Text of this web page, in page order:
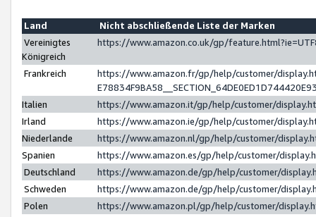
Land
Nicht abschließende Liste der Marken
Vereinigtes
Königreich
https://www.amazon.co.uk/gp/
Frankreich
https://www.amazon.fr/gp/help/customer/
Italien
https://www.amazon.it/gp/help/customer/
Irland
https://www.amazon.ie/gp/help/customer/
Niederlande
https://www.amazon.nl/gp/help/customer/
Spanien
https://www.amazon.es/gp/help/customer/
Deutschland
https://www.amazon.de/gp/help/customer/
Schweden
https://www.amazon.de/gp/help/customer/
Polen
https://www.amazon.pl/gp/help/customer/